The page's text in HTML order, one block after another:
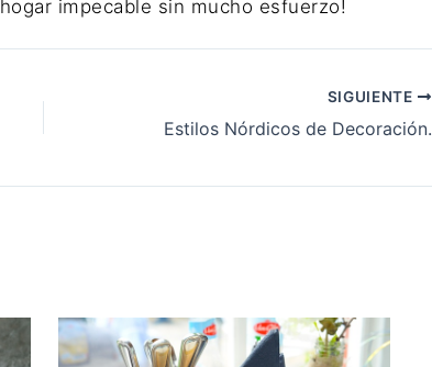
impecable sin mucho esfuerzo!
SIGUIENTE
Estilos Nórdicos de Decoración.